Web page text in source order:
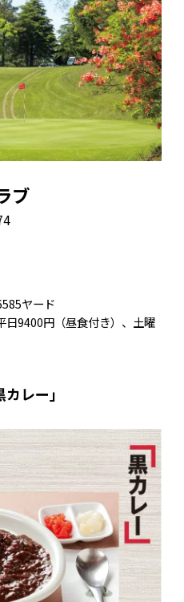
ブ
ヤード
日9400円（昼食付き）、土曜
レー」